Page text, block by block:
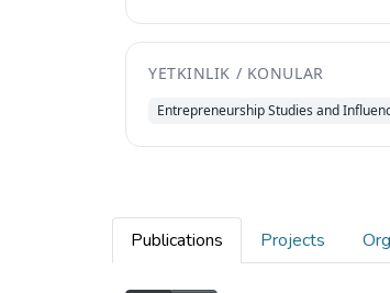
YETKINLIK / KONULAR
Entrepreneurship Studies and
Publications Projects